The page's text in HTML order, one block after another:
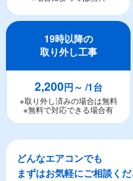
19時以降の
取り外し工事
2,200円～ /1台
※取り外し済みの場合は無料
※無料で対応できる場合有
どんなエアコンでも
まずはお気軽にご相談くだ